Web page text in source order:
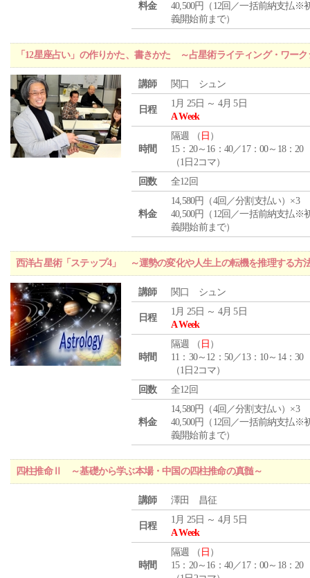
料金
40,500円（12回／一括前納支払※
義開始前まで）
「12星座占い」の作りかた、書きかた ～占星術ライティング・ワー
講師 関口 シュン
日程
1月 25日 ～ 4月 5日
A Week
時間
隔週 （ 日 ）
15：20～16：40／17：00～18：20
（1日2コマ）
回数
全12回
料金
14,580円（4回／分割支払い）×3
40,500円（12回／一括前納支払※
義開始前まで）
西洋占星術「ステップ4」 ～運勢の変化や人生上の転機を推理する方
講師 関口 シュン
日程
1月 25日 ～ 4月 5日
A Week
時間
隔週 （ 日 ）
11：30～12：50／13：10～14：30
（1日2コマ）
回数
全12回
料金
14,580円（4回／分割支払い）×3
40,500円（12回／一括前納支払※
義開始前まで）
四柱推命Ⅱ ～基礎から学ぶ本場・中国の四柱推命の真髄～
講師 澤田 昌征
日程
1月 25日 ～ 4月 5日
A Week
時間
隔週 （ 日 ）
15：20～16：40／17：00～18：20